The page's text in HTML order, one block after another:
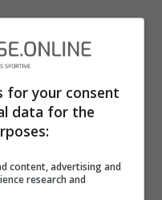
trentatreenne fa
for your consent
data for the
content, advertising and
research and